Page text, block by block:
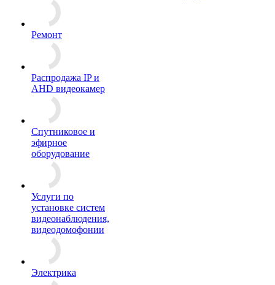
Ремонт
Распродажа IP и
AHD видеокамер
Спутниковое и
эфирное
оборудование
Услуги по
установке систем
видеонаблюдения,
видеодомофонии
Электрика